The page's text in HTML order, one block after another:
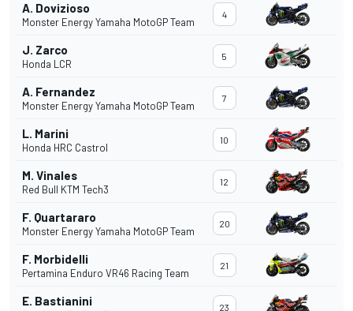
A. Dovizioso
Monster Energy Yamaha MotoGP Team
4
J. Zarco
Honda LCR
5
A. Fernandez
Monster Energy Yamaha MotoGP Team
7
L. Marini
Honda HRC Castrol
10
M. Vinales
Red Bull KTM Tech3
12
F. Quartararo
Monster Energy Yamaha MotoGP Team
20
F. Morbidelli
Pertamina Enduro VR46 Racing Team
21
E. Bastianini 23